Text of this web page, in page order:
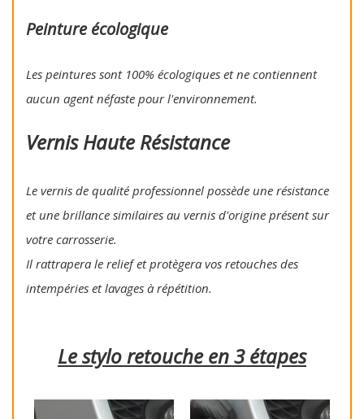
Peinture écologique
Les peintures sont 100% écologiques et ne contiennent
aucun agent néfaste pour l'environnement.
Vernis Haute Résistance
Le vernis de qualité professionnel possède une résistance
et une brillance similaires au vernis d'origine présent sur
votre carrosserie.
Il rattrapera le relief et protègera vos retouches des
intempéries et lavages à répétition.
Le stylo retouche en 3 étapes